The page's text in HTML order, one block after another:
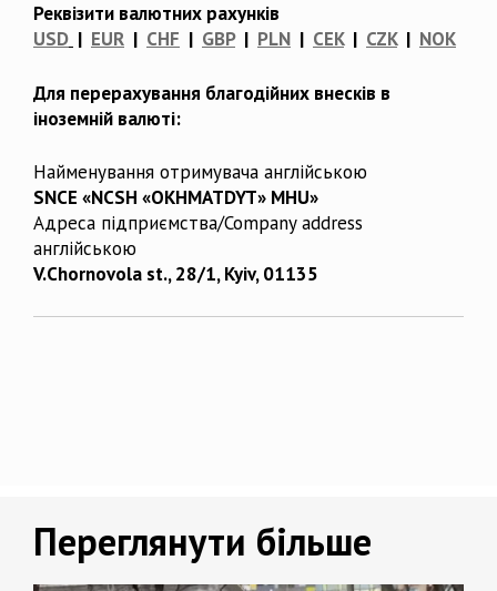
Реквізити валютних рахунків
USD | EUR | CHF | GBP| PLN | CEK| CZK| NOK
Для перерахування благодійних внесків в
іноземній валюті:
Найменування отримувача англійською
SNCE «NCSH «OKHMATDYT» MHU»
Адреса підприємства/Company address
англійською
V.Chornovola st., 28/1, Kyiv, 01135
Переглянути більше